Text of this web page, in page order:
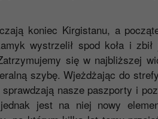
koniec Kirgistanu, a
wystrzelił spod koła i
się w najbliższej
szybę. Wjeżdżając do
nasze paszporty i
jest na niej nowy